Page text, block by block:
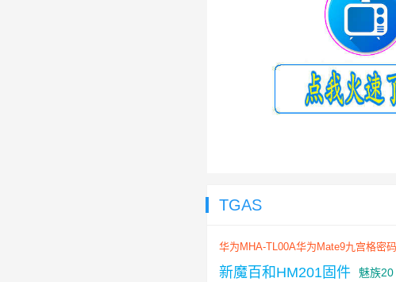
TGAS
华为MHA-TL00A华为Mate9九宫格密
新魔百和HM201固件 魅族20